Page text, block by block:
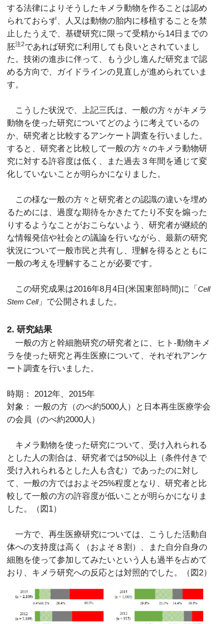
する法律によりそうしたキメラ動物を作ることは認め
られておらず、人又は動物の胎内に移植することを禁
止したうえで、基礎研究に限って受精から14日までの
胚注2であれば研究に利用しても良いとされていまし
た。技術の進歩に伴って、もう少し進んだ研究まで認
める方向で、ガイドラインの見直しが進められていま
す。
こうした状況で、上記三氏は、一般の方々がキメラ
動物を使った研究についてどのように考えているの
か、研究者と比較するアンケート調査を行いました。
すると、研究者と比較して一般の方々のキメラ動物研
究に対する許容度は低く、また過去３年間を通じて変
化していないことが明らかになりました。
この様な一般の方々と研究者との認識の違いを埋め
るためには、過度な期待をかきたてたり不安を煽った
りするようなことがおこらないよう、研究者が継続的
な情報発信や社会との議論を行いながら、最新の研究
状況について一般市民と共有し、理解を得るとともに
一般の考えを理解することが必要です。
この研究成果は2016年8月4日(米国東部時間)に「Cell
Stem Cell」で公開されました。
2. 研究結果
一般の方と幹細胞研究の研究者とに、ヒト-動物キメ
ラを使った研究と再生医療について、それぞれアンケ
ート調査を行いました。
時期： 2012年、2015年
対象： 一般の方（のべ約5000人）と日本再生医療学会
の会員（のべ約2000人）
キメラ動物を使った研究について、受け入れられる
とした人の割合は、研究者では50%以上（条件付きで
受け入れられるとした人も含む）であったのに対し
て、一般の方ではおよそ25%程度となり、研究者と比
較して一般の方の許容度が低いことが明らかになりま
した。（図1）
一方で、再生医療研究については、こうした活動自
体への支持度は高く（およそ８割）、また自分自身の
細胞を使って参加してみたいという人も過半を占めて
おり、キメラ研究への反応とは対照的でした。（図2）